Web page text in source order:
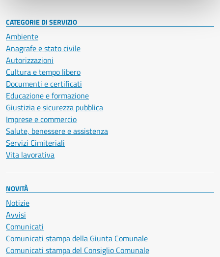
CATEGORIE DI SERVIZIO
Ambiente
Anagrafe e stato civile
Autorizzazioni
Cultura e tempo libero
Documenti e certificati
Educazione e formazione
Giustizia e sicurezza pubblica
Imprese e commercio
Salute, benessere e assistenza
Servizi Cimiteriali
Vita lavorativa
NOVITÀ
Notizie
Avvisi
Comunicati
Comunicati stampa della Giunta Comunale
Comunicati stampa del Consiglio Comunale